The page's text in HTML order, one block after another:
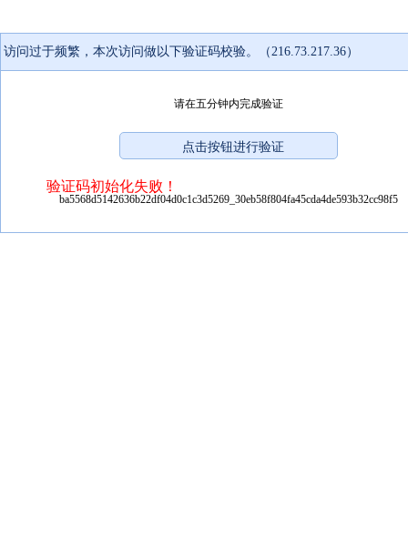
访问过于频繁，本次访问做以下验证码校验。（216.73.217.36）
请在五分钟内完成验证
验证码初始化失败！
ba5568d5142636b22df04d0c1c3d5269_30eb58f804fa45cda4de593b32cc98f5